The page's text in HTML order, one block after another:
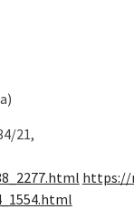
21,
https://